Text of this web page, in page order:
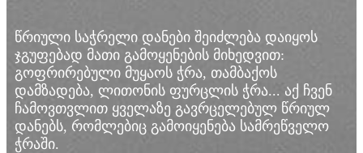
წრიული საჭრელი დანები შეიძლება დაიყოს
ჯგუფებად მათი გამოყენების მიხედვით:
გოფრირებული მუყაოს ჭრა, თამბაქოს
დამზადება, ლითონის ფურცლის ჭრა... აქ ჩვენ
ჩამოვთვლით ყველაზე გავრცელებულ წრიულ
დანებს, რომლებიც გამოიყენება სამრეწველო
ჭრაში.